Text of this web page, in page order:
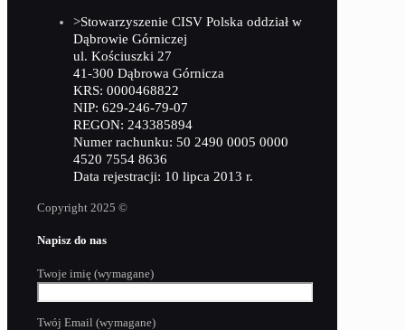
>Stowarzyszenie CISV Polska oddział w
Dąbrowie Górniczej
ul. Kościuszki 27
41-300 Dąbrowa Górnicza
KRS: 0000468822
NIP: 629-246-79-07
REGON: 243385894
Numer rachunku: 50 2490 0005 0000
4520 7554 8636
Data rejestracji: 10 lipca 2013 r.
Copyright 2025 ©
Napisz do nas
Twoje imię (wymagane)
Twój Email (wymagane)